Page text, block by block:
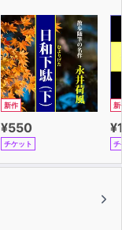
新作
¥550
チケット
新
チ